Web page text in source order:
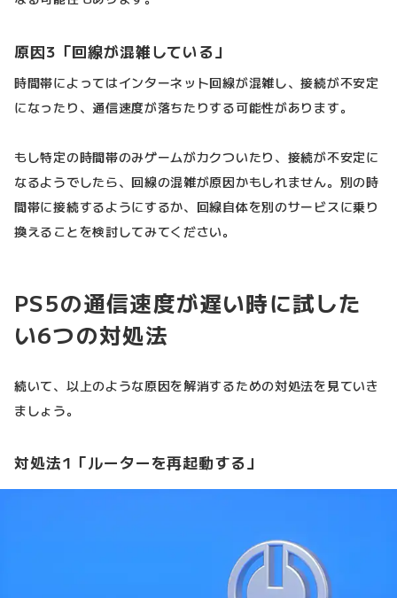
原因3「回線が混雑している」
時間帯によってはインターネット回線が混雑し、接続が不安定
になったり、通信速度が落ちたりする可能性があります。
もし特定の時間帯のみゲームがカクついたり、接続が不安定に
なるようでしたら、回線の混雑が原因かもしれません。別の時
間帯に接続するようにするか、回線自体を別のサービスに乗り
換えることを検討してみてください。
PS5の通信速度が遅い時に試した
い6つの対処法
続いて、以上のような原因を解消するための対処法を見ていき
ましょう。
対処法1「ルーターを再起動する」